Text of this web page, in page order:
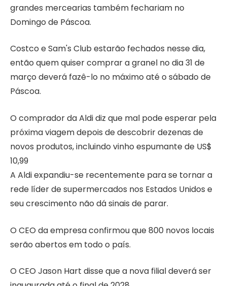
grandes mercearias também fechariam no
Domingo de Páscoa.
Costco e Sam's Club estarão fechados nesse dia,
então quem quiser comprar a granel no dia 31 de
março deverá fazê-lo no máximo até o sábado de
Páscoa.
O comprador da Aldi diz que mal pode esperar pela
próxima viagem depois de descobrir dezenas de
novos produtos, incluindo vinho espumante de US$
10,99
A Aldi expandiu-se recentemente para se tornar a
rede líder de supermercados nos Estados Unidos e
seu crescimento não dá sinais de parar.
O CEO da empresa confirmou que 800 novos locais
serão abertos em todo o país.
O CEO Jason Hart disse que a nova filial deverá ser